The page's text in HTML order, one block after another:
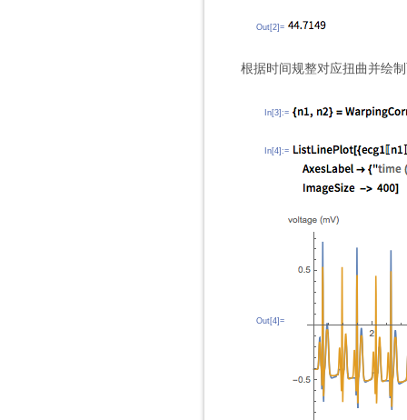
Out[2]=
根据时间规整对应扭曲并绘
In[3]:=
In[4]:=
Out[4]=